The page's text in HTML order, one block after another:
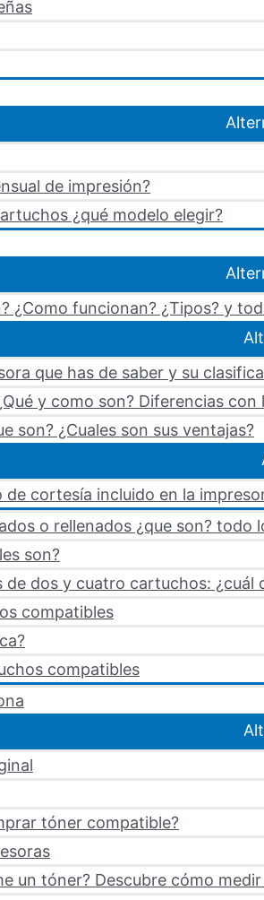
de impresión?
¿qué modelo elegir?
¿Como funcionan? ¿Tipos? y
que has de saber y su
y como son? Diferencias
son? ¿Cuales son sus ventajas?
de cortesía incluido en la
o rellenados ¿que son? todo
son?
de dos y cuatro cartuchos: ¿cuál
compatibles
compatibles
tóner compatible?
un tóner? Descubre cómo